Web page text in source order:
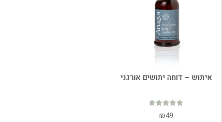
איתוש – דוחה יתושים אורגני
דורג
4.83
₪49